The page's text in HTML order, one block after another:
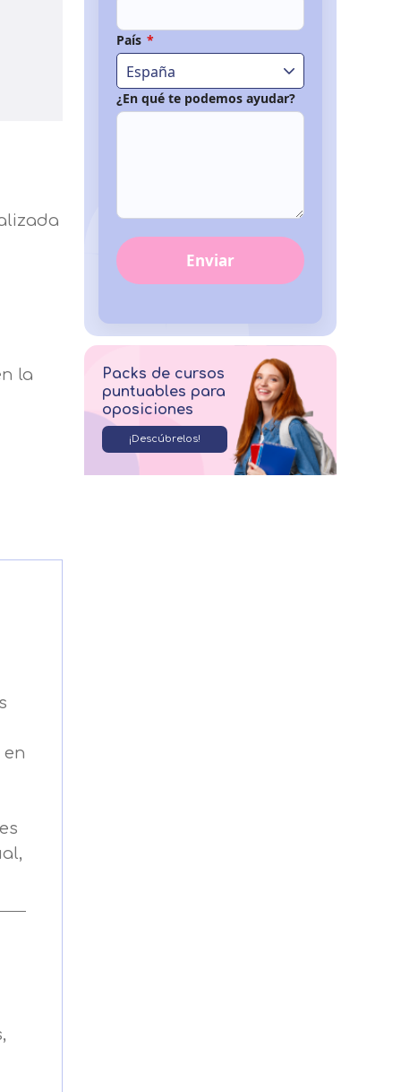
la
País *
España
¿En qué te podemos ayudar?
Enviar
Packs de cursos
puntuables para
oposiciones
¡Descúbrelos!
tus preferencias, mediante el
asegurarle el correcto